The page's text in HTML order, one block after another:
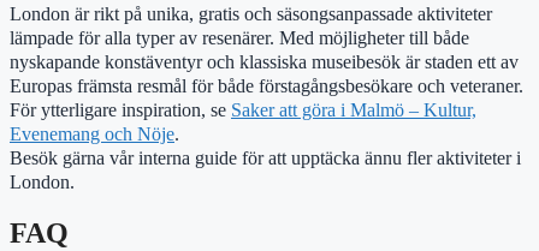
London är rikt på unika, gratis och säsongsanpassade aktiviteter
lämpade för alla typer av resenärer. Med möjligheter till både
nyskapande konstäventyr och klassiska museibesök är staden ett av
Europas främsta resmål för både förstagångsbesökare och veteraner.
För ytterligare inspiration, se Saker att göra i Malmö – Kultur,
Evenemang och Nöje.
Besök gärna vår interna guide för att upptäcka ännu fler aktiviteter i
London.
FAQ